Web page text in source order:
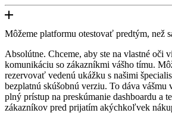
Môžeme platformu otestovať predtým, než
Absolútne. Chceme, aby ste na vlastné oči
komunikáciu so zákazníkmi vášho tímu.
rezervovať vedenú ukážku s našimi
bezplatnú skúšobnú verziu. To dáva vášmu
plný prístup na preskúmanie dashboardu a
zákazníkov pred prijatím akýchkoľvek